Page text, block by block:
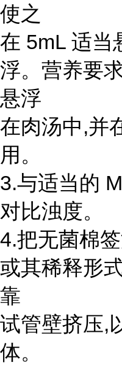
使之
在 5mL 适当
浮。营养要
悬浮
在肉汤中,并
用。
3.与适当的
对比浊度。
4.把无菌棉
或其稀释形
靠
试管壁挤压,
体。